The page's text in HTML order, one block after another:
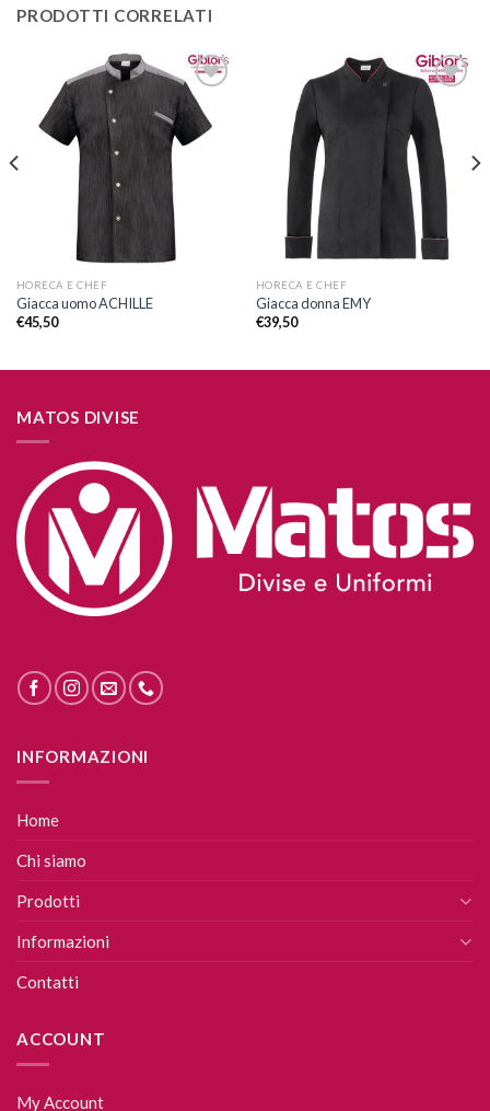
PRODOTTI CORRELATI
Aggiungi
alla lista
dei
desideri
HORECA E CHEF
Giacca uomo ACHILLE
€45,50
Aggiungi
alla lista
dei
desideri
HORECA E CHEF
Giacca donna EMY
€39,50
MATOS DIVISE
INFORMAZIONI
Home
Chi siamo
Prodotti
Informazioni
Contatti
ACCOUNT
My Account